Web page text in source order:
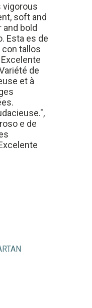
vigorous
soft and
bold
Esta es de
tallos
de
et à
e de